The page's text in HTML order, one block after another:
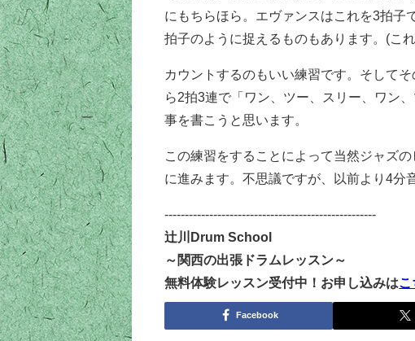
にもちらほら。エヴァンスはこれを3拍子
拍子のように捉えるものもあります。(こ
カウントするのもいい練習です。そして
ら2拍3連で「ワン、ツー、スリー、ワン
事を書こうと思います。
この練習をすることによって当然ジャズ
に進みます。不思議ですが、以前より4分
----------------------------------------------------
辻川Drum School
～関西の出張ドラムレッスン～
無料体験レッスン受付中！お申し込みはこ
Facebook